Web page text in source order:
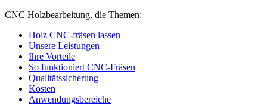
CNC Holzbearbeitung, die Themen:
Holz CNC-fräsen lassen
Unsere Leistungen
Ihre Vorteile
So funktioniert CNC-Fräsen
Qualitätssicherung
Kosten
Anwendungsbereiche